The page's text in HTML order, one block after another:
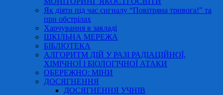
Як діяти під час сигналу “Повітряна тривога!” та
при обстрілах
Харчування в закладі
ШКІЛЬНА МЕРЕЖА
БІБЛІОТЕКА
АЛГОРИТМ ДІЙ У РАЗІ РАДІАЦІЙНОЇ,
ХІМІЧНОЇ І БІОЛОГІЧНОЇ АТАКИ
ОБЕРЕЖНО: МІНИ
ДОСЯГНЕННЯ
ДОСЯГНЕННЯ УЧНІВ